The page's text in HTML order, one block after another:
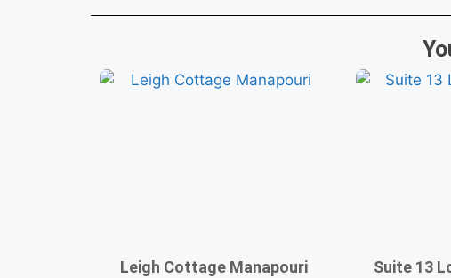
Leigh Cottage Manapouri Suite 13